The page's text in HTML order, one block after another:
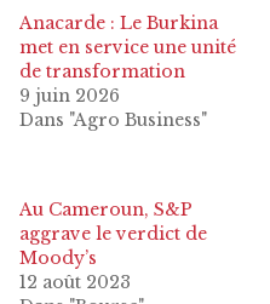
Anacarde : Le Burkina
met en service une unité
de transformation
9 juin 2026
Dans "Agro Business"
Au Cameroun, S&P
aggrave le verdict de
Moody’s
12 août 2023